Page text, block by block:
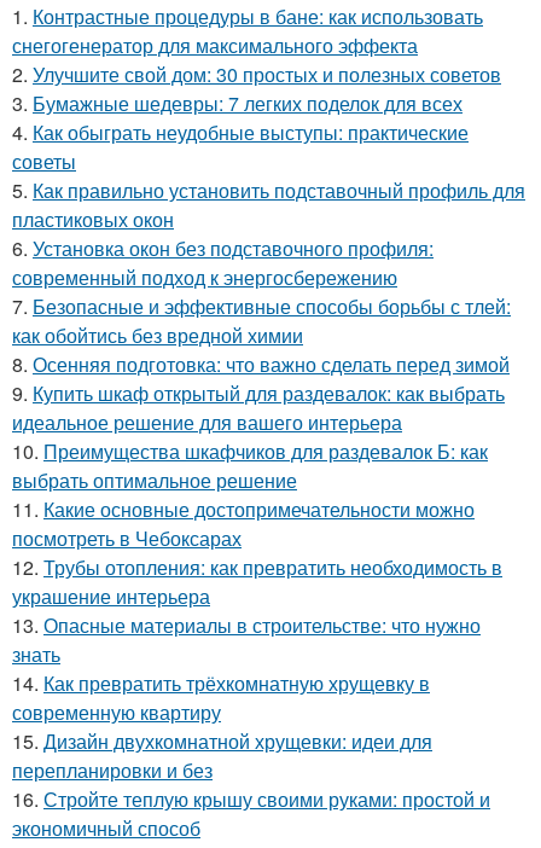
1. Контрастные процедуры в бане: как использовать
снегогенератор для максимального эффекта
2. Улучшите свой дом: 30 простых и полезных советов
3. Бумажные шедевры: 7 легких поделок для всех
4. Как обыграть неудобные выступы: практические
советы
5. Как правильно установить подставочный профиль для
пластиковых окон
6. Установка окон без подставочного профиля:
современный подход к энергосбережению
7. Безопасные и эффективные способы борьбы с тлей:
как обойтись без вредной химии
8. Осенняя подготовка: что важно сделать перед зимой
9. Купить шкаф открытый для раздевалок: как выбрать
идеальное решение для вашего интерьера
10. Преимущества шкафчиков для раздевалок Б: как
выбрать оптимальное решение
11. Какие основные достопримечательности можно
посмотреть в Чебоксарах
12. Трубы отопления: как превратить необходимость в
украшение интерьера
13. Опасные материалы в строительстве: что нужно
знать
14. Как превратить трёхкомнатную хрущевку в
современную квартиру
15. Дизайн двухкомнатной хрущевки: идеи для
перепланировки и без
16. Стройте теплую крышу своими руками: простой и
экономичный способ